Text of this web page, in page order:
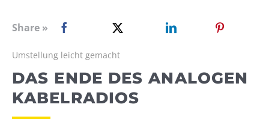
Share »
Umstellung leicht gemacht
DAS ENDE DES ANALOGEN
KABELRADIOS